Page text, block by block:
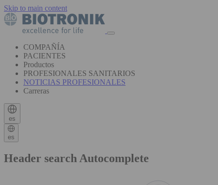
Skip to main content
COMPAÑÍA
PACIENTES
Productos
PROFESIONALES SANITARIOS
NOTICIAS PROFESIONALES
Carreras
es
es
Header search Autocomplete